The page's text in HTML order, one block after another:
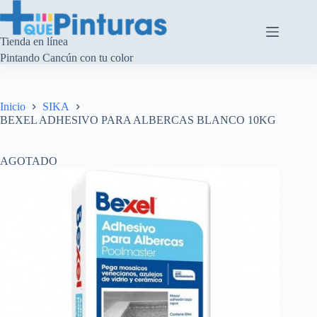
al
contenido
Tienda en línea
Pintando Cancún con tu color
Inicio
SIKA
BEXEL ADHESIVO PARA ALBERCAS BLANCO 10KG
AGOTADO